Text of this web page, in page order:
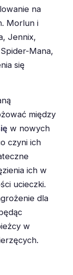
na
Morlun i
Jennix,
Mana,
się
między
w nowych
czyni ich
ich w
ucieczki.
dla
w